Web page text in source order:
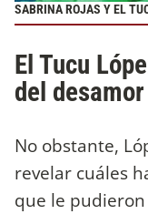
SABRINA ROJAS Y EL
El Tucu
del
No obstante,
revelar cuáles
que le